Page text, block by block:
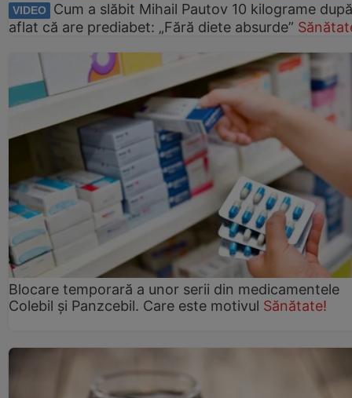
VIDEO
Cum a slăbit Mihail Pautov 10 kilograme
aflat că are prediabet: „Fără diete absurde”
Blocare temporară a unor serii din medicamentele
Colebil și Panzcebil. Care este motivul Sănătate!